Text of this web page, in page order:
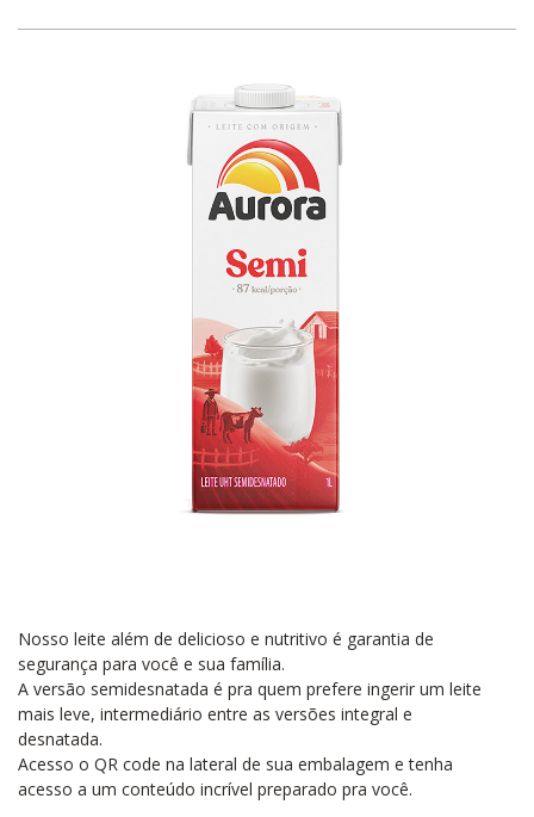
Nosso leite além de delicioso e nutritivo é garantia de
segurança para você e sua família.
A versão semidesnatada é pra quem prefere ingerir um leite
mais leve, intermediário entre as versões integral e
desnatada.
Acesso o QR code na lateral de sua embalagem e tenha
acesso a um conteúdo incrível preparado pra você.